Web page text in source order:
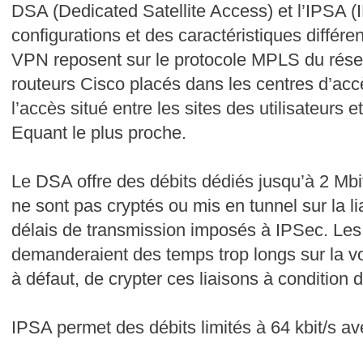
DSA (Dedicated Satellite Access) et l’IPSA
configurations et des caractéristiques
VPN reposent sur le protocole MPLS du
routeurs Cisco placés dans les centres
l’accès situé entre les sites des utilisateurs
Equant le plus proche.
Le DSA offre des débits dédiés jusqu’à 2
ne sont pas cryptés ou mis en tunnel sur la
délais de transmission imposés à IPSec.
demanderaient des temps trop longs sur la
à défaut, de crypter ces liaisons à condition
IPSA permet des débits limités à 64 kbit/s